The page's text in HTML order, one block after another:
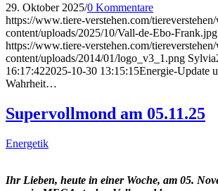
29. Oktober 2025/0 Kommentare
https://www.tiere-verstehen.com/
content/uploads/2025/10/Vall-de-Ebo-Frank.jpg
https://www.tiere-verstehen.com/
content/uploads/2014/01/logo_v3_1.png Sylvia
16:17:422025-10-30 13:15:15Energie-Update
Wahrheit…
Supervollmond am 05.11.25
Energetik
Ihr Lieben, heute in einer Woche, am 05.